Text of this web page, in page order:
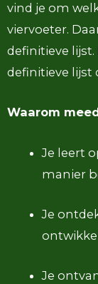
vind je om
viervoeter.
definitieve
definitieve lijst
Waarom
Je leert
manier
Je
Je